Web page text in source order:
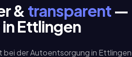
& transparent—
Ettlingen
bei der Autoentsorgung in Ettlingen